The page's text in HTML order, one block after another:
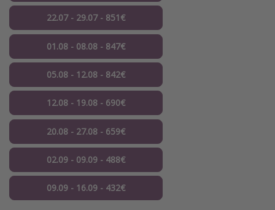
22.07 - 29.07 - 851€
01.08 - 08.08 - 847€
05.08 - 12.08 - 842€
12.08 - 19.08 - 690€
20.08 - 27.08 - 659€
02.09 - 09.09 - 488€
09.09 - 16.09 - 432€